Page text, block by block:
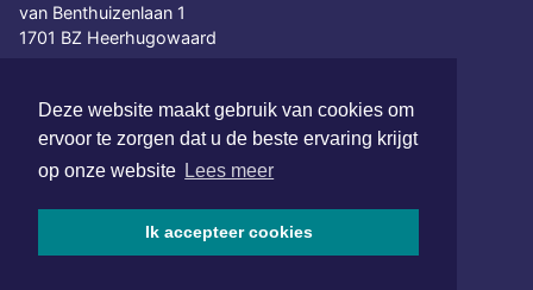
Deze website maakt gebruik van cookies om
ervoor te zorgen dat u de beste ervaring krijgt
op onze website Lees meer
Ik accepteer cookies
van Benthuizenlaan 1
1701 BZ Heerhugowaard
redactie@xyto.nl
www.xyto.nl